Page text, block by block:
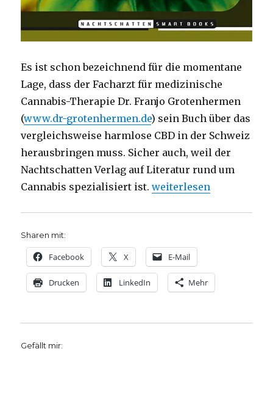
Es ist schon bezeichnend für die momentane
Lage, dass der Facharzt für medizinische
Cannabis-Therapie Dr. Franjo Grotenhermen
(www.dr-grotenhermen.de) sein Buch über das
vergleichsweise harmlose CBD in der Schweiz
herausbringen muss. Sicher auch, weil der
Nachtschatten Verlag auf Literatur rund um
Cannabis spezialisiert ist.„Cannabis light?
weiterlesen
Sharen mit:
Facebook X E-Mail
Drucken LinkedIn Mehr
Gefällt mir: